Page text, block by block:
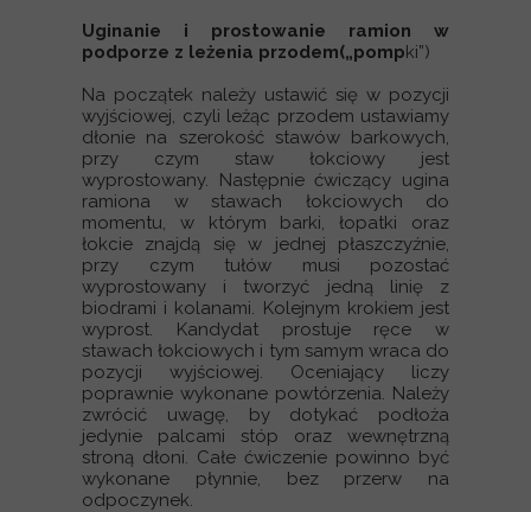
Uginanie i prostowanie ramion w
podporze z leżenia przodem(„pompki”)
Na początek należy ustawić się w pozycji
wyjściowej, czyli leżąc przodem ustawiamy
dłonie na szerokość stawów barkowych,
przy czym staw łokciowy jest
wyprostowany. Następnie ćwiczący ugina
ramiona w stawach łokciowych do
momentu, w którym barki, łopatki oraz
łokcie znajdą się w jednej płaszczyźnie,
przy czym tułów musi pozostać
wyprostowany i tworzyć jedną linię z
biodrami i kolanami. Kolejnym krokiem jest
wyprost. Kandydat prostuje ręce w
stawach łokciowych i tym samym wraca do
pozycji wyjściowej. Oceniający liczy
poprawnie wykonane powtórzenia. Należy
zwrócić uwagę, by dotykać podłoża
jedynie palcami stóp oraz wewnętrzną
stroną dłoni. Całe ćwiczenie powinno być
wykonane płynnie, bez przerw na
odpoczynek.